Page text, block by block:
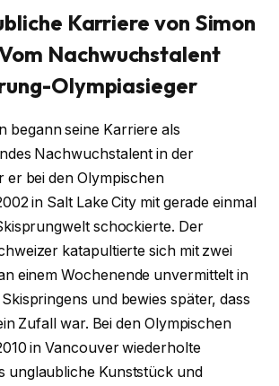
Karriere von Simon
Nachwuchstalent
Olympiasieger
begann seine Karriere als
Nachwuchstalent in der
er bei den Olympischen
in Salt Lake City mit gerade einmal
schockierte. Der
katapultierte sich mit zwei
einem Wochenende unvermittelt in
und bewies später, dass
Zufall war. Bei den Olympischen
in Vancouver wiederholte
unglaubliche Kunststück und